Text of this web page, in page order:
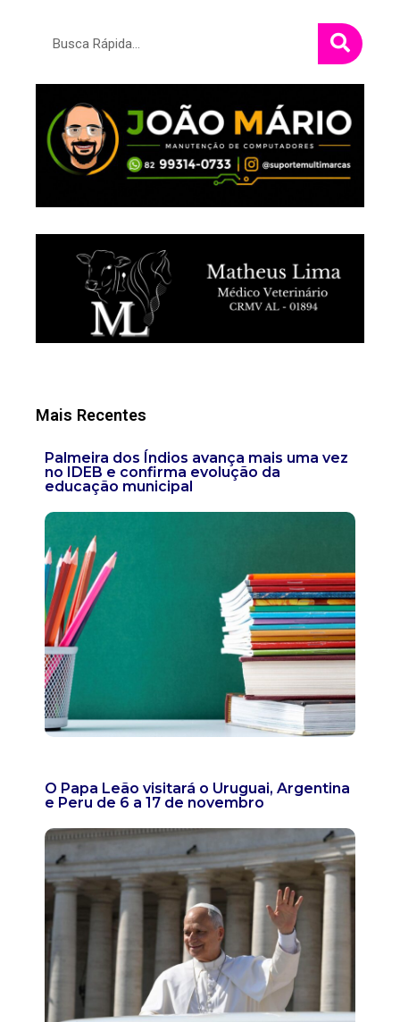
Mais Recentes
Palmeira dos Índios avança mais uma vez
no IDEB e confirma evolução da
educação municipal
O Papa Leão visitará o Uruguai, Argentina
e Peru de 6 a 17 de novembro